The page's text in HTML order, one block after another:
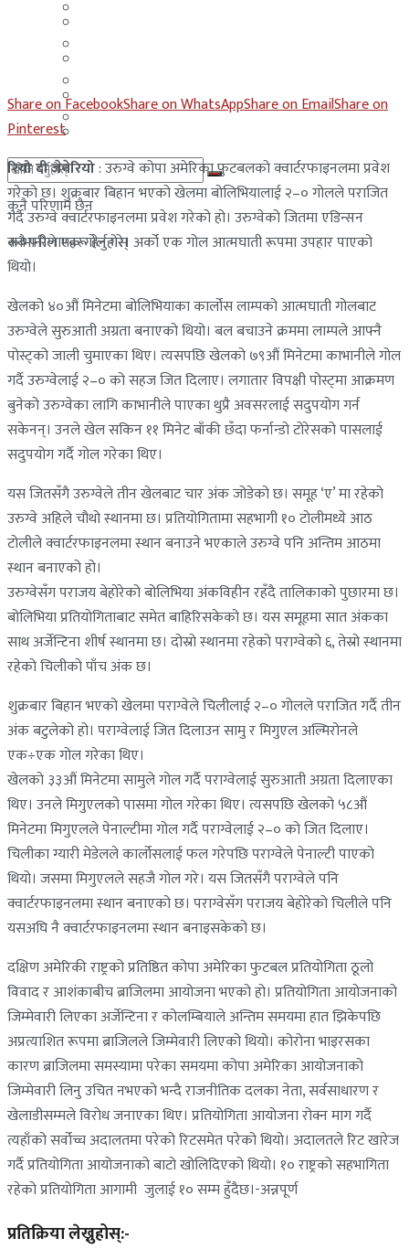
साउदी अरब
कुनै परिणाम छैन
सबै परिणामहरू हेर्नुहोस्
युएई
साउदी अरब
Share on FacebookShare on WhatsAppShare on EmailShare on
Pinterest
रियो दी जेनेरियो: उरुग्वे कोपा अमेरिका फुटबलको क्वार्टरफाइनलमा प्रवेश
गरेको छ। शुक्रबार बिहान भएको खेलमा बोलिभियालाई २–० गोलले पराजित
गर्दै उरुग्वे क्वार्टरफाइनलमा प्रवेश गरेको हो। उरुग्वेको जितमा एडिन्सन
काभानीले एक गोल गरे। अर्को एक गोल आत्मघाती रूपमा उपहार पाएको
थियो।
खेलको ४०औं मिनेटमा बोलिभियाका कार्लोस लाम्पको आत्मघाती गोलबाट
उरुग्वेले सुरुआती अग्रता बनाएको थियो। बल बचाउने क्रममा लाम्पले आफ्नै
पोस्ट्को जाली चुमाएका थिए। त्यसपछि खेलको ७९औं मिनेटमा काभानीले गोल
गर्दै उरुग्वेलाई २–० को सहज जित दिलाए। लगातार विपक्षी पोस्ट्मा आक्रमण
बुनेको उरुग्वेका लागि काभानीले पाएका थुप्रै अवसरलाई सदुपयोग गर्न
सकेनन्। उनले खेल सकिन ११ मिनेट बाँकी छँदा फर्नान्डो टोरेसको पासलाई
सदुपयोग गर्दै गोल गरेका थिए।
यस जितसँगै उरुग्वेले तीन खेलबाट चार अंक जोडेको छ। समूह ‘ए’ मा रहेको
उरुग्वे अहिले चौथो स्थानमा छ। प्रतियोगितामा सहभागी १० टोलीमध्ये आठ
टोलीले क्वार्टरफाइनलमा स्थान बनाउने भएकाले उरुग्वे पनि अन्तिम आठमा
स्थान बनाएको हो।
उरुग्वेसँग पराजय बेहोरेको बोलिभिया अंकविहीन रहँदै तालिकाको पुछारमा छ।
बोलिभिया प्रतियोगिताबाट समेत बाहिरिसकेको छ। यस समूहमा सात अंकका
साथ अर्जेन्टिना शीर्ष स्थानमा छ। दोस्रो स्थानमा रहेको पराग्वेको ६, तेस्रो स्थानमा
रहेको चिलीको पाँच अंक छ।
शुक्रबार बिहान भएको खेलमा पराग्वेले चिलीलाई २–० गोलले पराजित गर्दै तीन
अंक बटुलेको हो। पराग्वेलाई जित दिलाउन सामु र मिगुएल अल्मिरोनले
एक÷एक गोल गरेका थिए।
खेलको ३३औं मिनेटमा सामुले गोल गर्दै पराग्वेलाई सुरुआती अग्रता दिलाएका
थिए। उनले मिगुएलको पासमा गोल गरेका थिए। त्यसपछि खेलको ५८औं
मिनेटमा मिगुएलले पेनाल्टीमा गोल गर्दै पराग्वेलाई २–० को जित दिलाए।
चिलीका ग्यारी मेडेलले कार्लोसलाई फल गरेपछि पराग्वेले पेनाल्टी पाएको
थियो। जसमा मिगुएलले सहजै गोल गरे। यस जितसँगै पराग्वेले पनि
क्वार्टरफाइनलमा स्थान बनाएको छ। पराग्वेसँग पराजय बेहोरेको चिलीले पनि
यसअघि नै क्वार्टरफाइनलमा स्थान बनाइसकेको छ।
दक्षिण अमेरिकी राष्ट्रको प्रतिष्ठित कोपा अमेरिका फुटबल प्रतियोगिता ठूलो
विवाद र आशंकाबीच ब्राजिलमा आयोजना भएको हो। प्रतियोगिता आयोजनाको
जिम्मेवारी लिएका अर्जेन्टिना र कोलम्बियाले अन्तिम समयमा हात झिकेपछि
अप्रत्याशित रूपमा ब्राजिलले जिम्मेवारी लिएको थियो। कोरोना भाइरसका
कारण ब्राजिलमा समस्यामा परेका समयमा कोपा अमेरिका आयोजनाको
जिम्मेवारी लिनु उचित नभएको भन्दै राजनीतिक दलका नेता, सर्वसाधारण र
खेलाडीसम्मले विरोध जनाएका थिए। प्रतियोगिता आयोजना रोक्न माग गर्दै
त्यहाँको सर्वोच्च अदालतमा परेको रिटसमेत परेको थियो। अदालतले रिट खारेज
गर्दै प्रतियोगिता आयोजनाको बाटो खोलिदिएको थियो। १० राष्ट्रको सहभागिता
रहेको प्रतियोगिता आगामी जुलाई १० सम्म हुँदैछ।-अन्नपूर्ण
प्रतिक्रिया लेख्नुहोस्:-